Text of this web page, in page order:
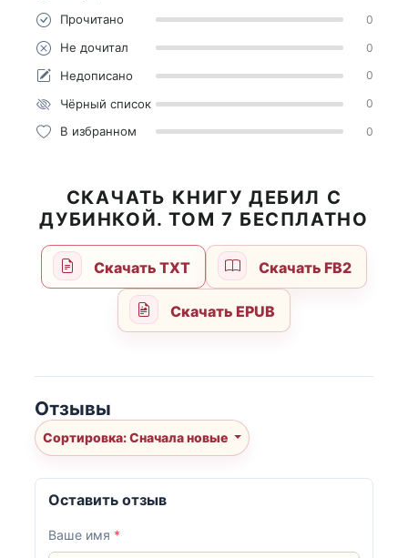
Прочитано 0
Не дочитал 0
Недописано 0
Чёрный список 0
В избранном 0
СКАЧАТЬ КНИГУ ДЕБИЛ С
ДУБИНКОЙ. ТОМ 7 БЕСПЛАТНО
Скачать TXT Скачать FB2
Скачать EPUB
Отзывы
Сортировка: Сначала новые
Оставить отзыв
Ваше имя *